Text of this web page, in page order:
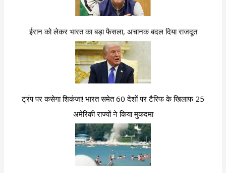
ईरान को लेकर भारत का बड़ा फैसला, अचानक बदल दिया राजदूत
ट्रंप पर कसेगा शिकंजा! भारत समेत 60 देशों पर टैरिफ के खिलाफ 25
अमेरिकी राज्यों ने किया मुकदमा